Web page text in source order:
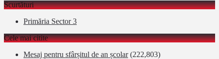
Scurtături
Primăria Sector 3
Cele mai citite
Mesaj pentru sfârșitul de an școlar (222,803)